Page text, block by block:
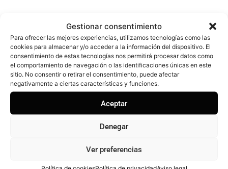
Gestionar consentimiento
Para ofrecer las mejores experiencias, utilizamos tecnologías como las
cookies para almacenar y/o acceder a la información del dispositivo. El
consentimiento de estas tecnologías nos permitirá procesar datos como
el comportamiento de navegación o las identificaciones únicas en este
sitio. No consentir o retirar el consentimiento, puede afectar
negativamente a ciertas características y funciones.
Aceptar
Denegar
Ver preferencias
También te pueden interesar…
Tengo un diente oscuro,
¿qué puedo hacer?
El color de los dientes es un
aspecto que influye mucho en la
de